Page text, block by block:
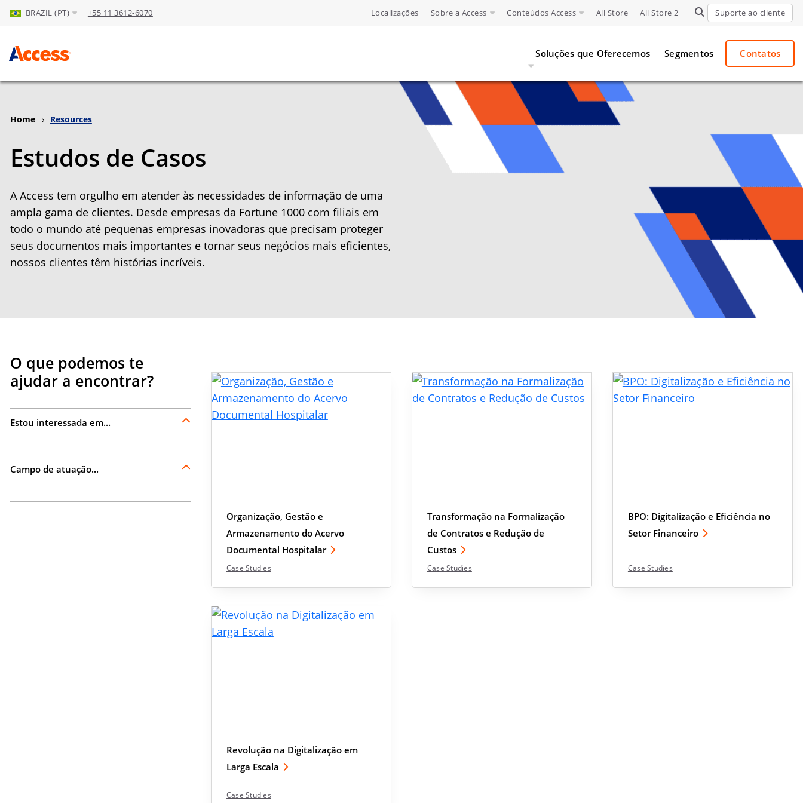
Skip to Main Content
BRAZIL (PT) +55 11 3612-6070 Localizações Sobre a Access Conteúdos Access All Store All Store 2 TOGGLE SEARCH
Suporte ao cliente
Soluções que Oferecemos Segmentos Contatos
Home Resources
Estudos de Casos
A Access tem orgulho em atender às necessidades de informação de uma
ampla gama de clientes. Desde empresas da Fortune 1000 com filiais em
todo o mundo até pequenas empresas inovadoras que precisam proteger
seus documentos mais importantes e tornar seus negócios mais eficientes,
nossos clientes têm histórias incríveis.
O que podemos te
ajudar a encontrar?
Estou interessada em...
Campo de atuação...
Organização, Gestão e
Armazenamento do Acervo
Documental Hospitalar
Case Studies
Transformação na Formalização
de Contratos e Redução de
Custos
Case Studies
BPO: Digitalização e Eficiência no
Setor Financeiro
Case Studies
Revolução na Digitalização em
Larga Escala
Case Studies